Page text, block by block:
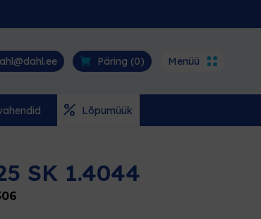
Päring (0) Menüü
Lõpumüük
SK 1.4044